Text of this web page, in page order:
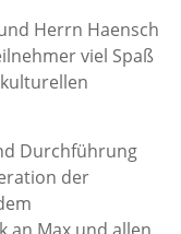
Herrn Haensch
viel Spaß
Durchführung
der